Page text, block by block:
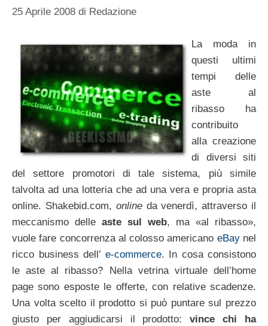
25 Aprile 2008 di Redazione
La moda in
questi ultimi
tempi delle
aste al
ribasso ha
contribuito
alla creazione
di diversi siti
del settore promotori di tale sistema, più simile
talvolta ad una lotteria che ad una vera e propria asta
online. Shakebid.com, online da venerdì, attraverso il
meccanismo delle aste sul web, ma «al ribasso»,
vuole fare concorrenza al colosso americano eBaynel
ricco business dell’ e-commerce. In cosa consistono
le aste al ribasso? Nella vetrina virtuale dell’home
page sono esposte le offerte, con relative scadenze.
Una volta scelto il prodotto si può puntare sul prezzo
giusto per aggiudicarsi il prodotto:vince chi ha